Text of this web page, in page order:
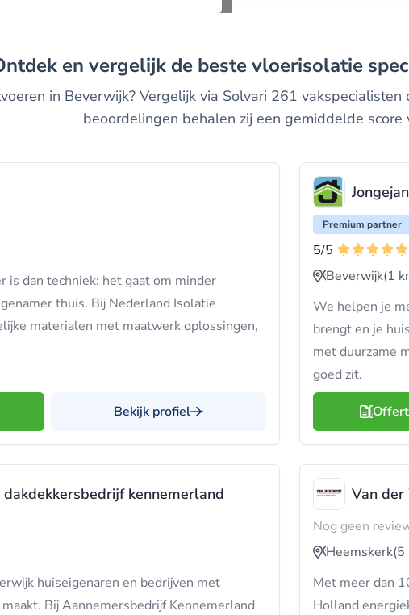
Ontdek en vergelijk de beste vloerisolatie
in Beverwijk? Vergelijk via Solvari 261
beoordelingen behalen zij een gemiddelde score
is dan techniek: het gaat om minder
thuis. Bij Nederland Isolatie
materialen met maatwerk oplossingen,
Bekijk profiel
Premium partner
5/5
Beverwijk(1
We helpen je
brengt en je
met duurzame
goed zit.
kennemerland
huiseigenaren en bedrijven met
Bij Aannemersbedrijf Kennemerland
Van
Nog geen
Heemskerk(5
Met meer dan
Holland